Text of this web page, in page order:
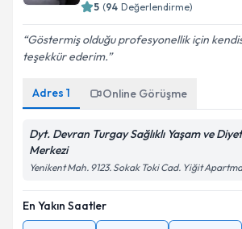
5 (94 Değerlendirme)
Göstermiş olduğu profesyonellik için
teşekkür ederim.
Adres 1 Online Görüşme
Dyt. Devran Turgay Sağlıklı Yaşam ve Diyet
Merkezi
Yenikent Mah. 9123. Sokak Toki Cad. Yiğit
En Yakın Saatler